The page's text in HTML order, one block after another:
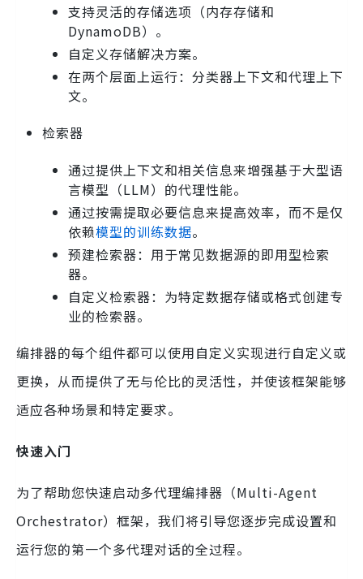
支持灵活的存储选项（内存存储和
DynamoDB）。
自定义存储解决方案。
在两个层面上运行：分类器上下文和代理上下
文。
检索器
通过提供上下文和相关信息来增强基于大型语
言模型（LLM）的代理性能。
通过按需提取必要信息来提高效率，而不是仅
依赖模型的训练数据。
预建检索器：用于常见数据源的即用型检索
器。
自定义检索器：为特定数据存储或格式创建专
业的检索器。
编排器的每个组件都可以使用自定义实现进行自定义或
更换，从而提供了无与伦比的灵活性，并使该框架能够
适应各种场景和特定要求。
快速入门
为了帮助您快速启动多代理编排器（Multi-Agent
Orchestrator）框架，我们将引导您逐步完成设置和
运行您的第一个多代理对话的全过程。